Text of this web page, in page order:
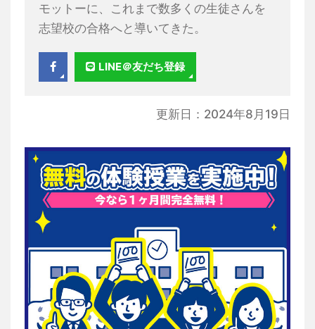
モットーに、これまで数多くの生徒さんを
志望校の合格へと導いてきた。
LINE＠友だち登録
更新日：2024年8月19日